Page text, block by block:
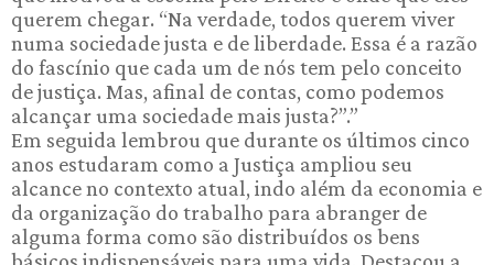
querem chegar. “Na verdade, todos querem viver
numa sociedade justa e de liberdade. Essa é a razão
do fascínio que cada um de nós tem pelo conceito
de justiça. Mas, afinal de contas, como podemos
alcançar uma sociedade mais justa?”.”
Em seguida lembrou que durante os últimos cinco
anos estudaram como a Justiça ampliou seu
alcance no contexto atual, indo além da economia e
da organização do trabalho para abranger de
alguma forma como são distribuídos os bens